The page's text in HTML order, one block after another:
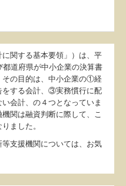
関する基本要領」）は、平
道府県が中小企業の決算書
その目的は、中小企業の①経
する会計、③実務慣行に配
会計、の４つとなっていま
関は融資判断に際して、こ
ました。
支援機関については、お気